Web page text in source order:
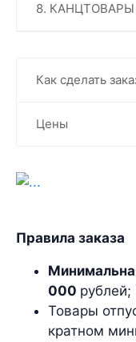
8.
Как сделать
Цены
Правила заказа
000 рублей;
Товары
кратном